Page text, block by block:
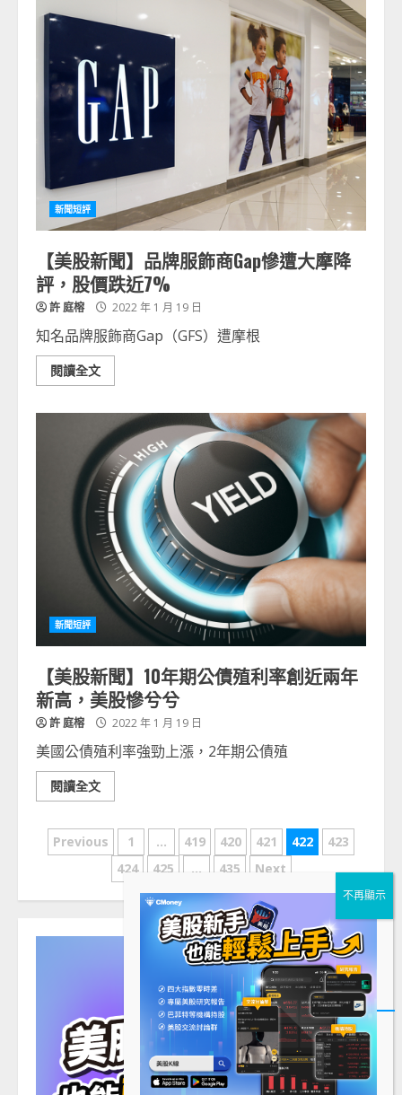
新聞短評
【美股新聞】品牌服飾商Gap慘遭大摩降
評，股價跌近7%
許 庭榕 2022 年 1 月 19 日
知名品牌服飾商Gap（GFS）遭摩根
閱讀全文
新聞短評
【美股新聞】10年期公債殖利率創近兩年
新高，美股慘兮兮
許 庭榕 2022 年 1 月 19 日
美國公債殖利率強勁上漲，2年期公債殖
閱讀全文
文
分
頁
Previous 1 ... 419 420 421 422
423
424
425 ... 435 Next